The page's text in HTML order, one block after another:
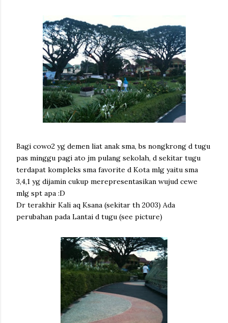
Bagi cowo2 yg demen liat anak sma, bs nongkrong d tugu
pas minggu pagi ato jm pulang sekolah, d sekitar tugu
terdapat kompleks sma favorite d Kota mlg yaitu sma
3,4,1 yg dijamin cukup merepresentasikan wujud cewe
mlg spt apa :D
Dr terakhir Kali aq Ksana (sekitar th 2003) Ada
perubahan pada Lantai d tugu (see picture)